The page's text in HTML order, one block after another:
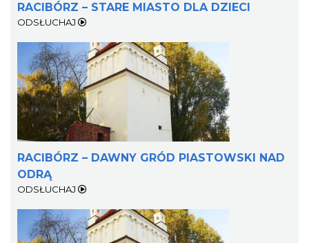
RACIBÓRZ – STARE MIASTO DLA DZIECI
ODSŁUCHAJ
RACIBÓRZ – DAWNY GRÓD PIASTOWSKI NAD
ODRĄ
ODSŁUCHAJ